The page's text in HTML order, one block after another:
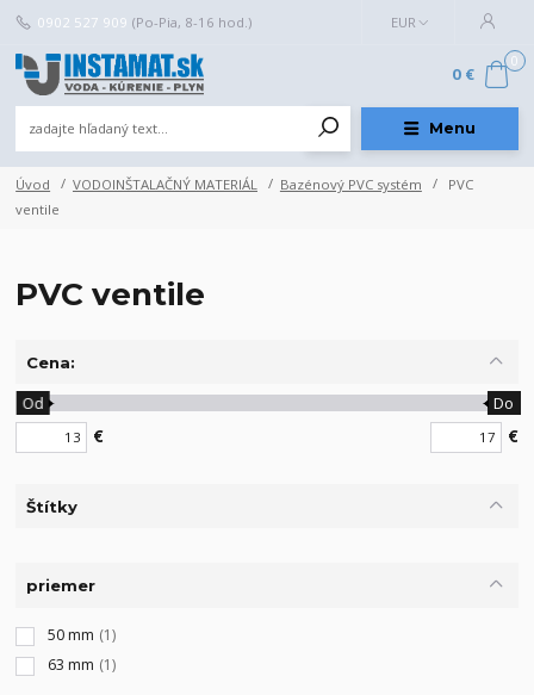
Menu
EUR
0902 527 909 (Po-Pia, 8-16 hod.)
0
0 €
Úvod VODOINŠTALAČNÝ MATERIÁL Bazénový PVC systém
PVC
ventile
PVC ventile
Cena:
€
Od Do
€
Štítky
priemer
50 mm (1)
63 mm (1)